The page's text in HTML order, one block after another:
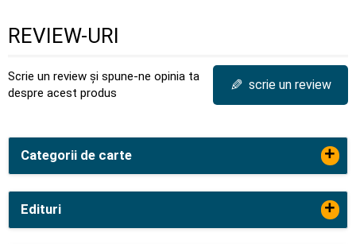
Categorii de carte +
Edituri +
REVIEW-URI
Scrie un review și spune-ne opinia ta
despre acest produs
✎ scrie un review